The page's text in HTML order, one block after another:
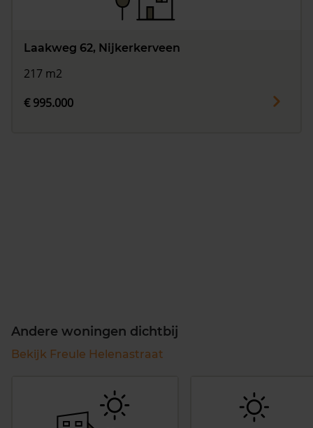
Laakweg 62, Nijkerkerveen
217 m2
€ 995.000
Andere woningen dichtbij
Bekijk Freule Helenastraat